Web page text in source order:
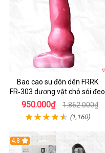
Bao cao su đôn dên FRRK
FR‑303 dương vật chó sói đeo
tiện lợi cực đã
950.000₫ 1.862.000₫
(1,160)
4.8